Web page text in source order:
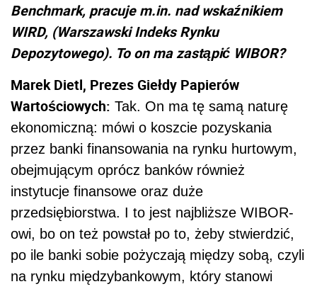
Benchmark, pracuje m.in. nad wskaźnikiem
WIRD, (Warszawski Indeks Rynku
Depozytowego). To on ma zastąpić WIBOR?
Marek Dietl, Prezes Giełdy Papierów
Wartościowych: Tak. On ma tę samą naturę
ekonomiczną: mówi o koszcie pozyskania
przez banki finansowania na rynku hurtowym,
obejmującym oprócz banków również
instytucje finansowe oraz duże
przedsiębiorstwa. I to jest najbliższe WIBOR-
owi, bo on też powstał po to, żeby stwierdzić,
po ile banki sobie pożyczają między sobą, czyli
na rynku międzybankowym, który stanowi